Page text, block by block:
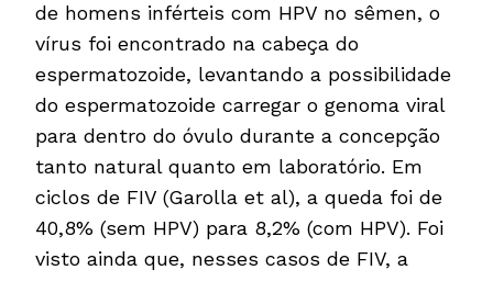
de homens inférteis com HPV no sêmen, o
vírus foi encontrado na cabeça do
espermatozoide, levantando a possibilidade
do espermatozoide carregar o genoma viral
para dentro do óvulo durante a concepção
tanto natural quanto em laboratório. Em
ciclos de FIV (Garolla et al), a queda foi de
40,8% (sem HPV) para 8,2% (com HPV). Foi
visto ainda que, nesses casos de FIV, a